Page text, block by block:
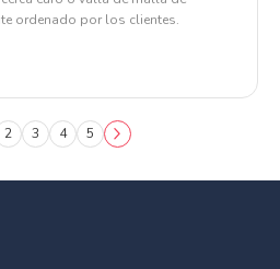
ordenado por los clientes.
2 3 4 5